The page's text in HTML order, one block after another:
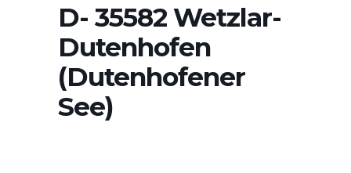
D- 35582 Wetzlar-
Dutenhofen
(Dutenhofener
See)